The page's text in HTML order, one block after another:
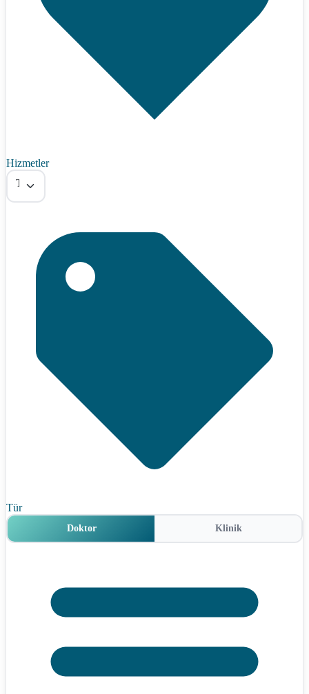
Hizmetler
Tümü
Tür
Doktor Klinik